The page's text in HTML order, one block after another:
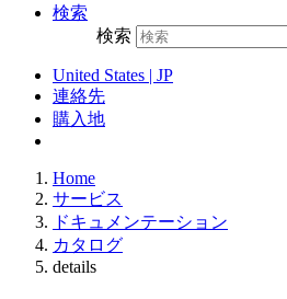
検索
検索
United States | JP
連絡先
購入地
Home
サービス
ドキュメンテーション
カタログ
details